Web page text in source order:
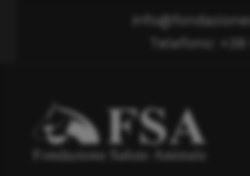
Telefono: +39
Lussazione rotula
Dott. Barcucci Riccardo